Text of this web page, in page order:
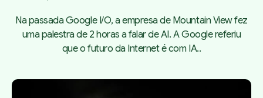
Na passada Google I/O, a empresa de Mountain View fez
uma palestra de 2 horas a falar de AI. A Google referiu
que o futuro da Internet é com IA..